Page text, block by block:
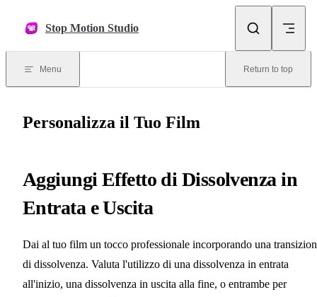
Stop Motion Studio
Menu Return to top
Personalizza il Tuo Film
Aggiungi Effetto di Dissolvenza in
Entrata e Uscita
Dai al tuo film un tocco professionale incorporando una
di dissolvenza. Valuta l'utilizzo di una dissolvenza in entrata
all'inizio, una dissolvenza in uscita alla fine, o entrambe per